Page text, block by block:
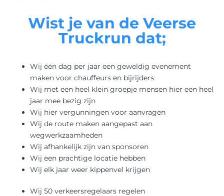
Wist je van de Veerse
Truckrun dat;
Wij één dag per jaar een geweldig evenement
maken voor chauffeurs en bijrijders
Wij met een heel klein groepje mensen hier een heel
jaar mee bezig zijn
Wij hier vergunningen voor aanvragen
Wij de route maken aangepast aan
wegwerkzaamheden
Wij afhankelijk zijn van sponsoren
Wij een prachtige locatie hebben
Wij elk jaar weer kippenvel krijgen
Wij 50 verkeersregelaars regelen